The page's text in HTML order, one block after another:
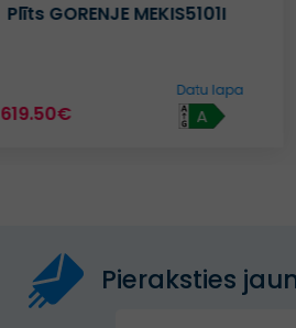
Plīts GORENJE EITP6575XPG
817.50€ A
Datu lapa
Pieraksties